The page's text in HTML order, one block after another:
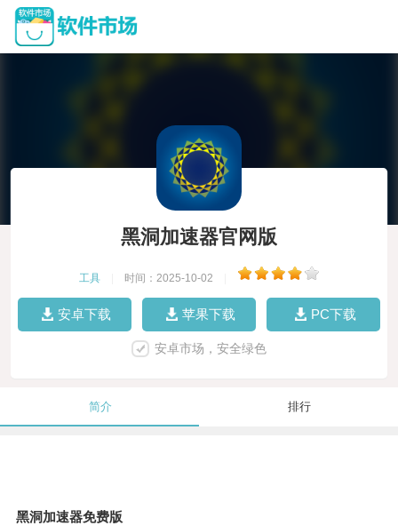
黑洞加速器官网版
工具 时间：2025-10-02
安卓下载 苹果下载 PC下载
安卓市场，安全绿色
简介 排行
黑洞加速器免费版